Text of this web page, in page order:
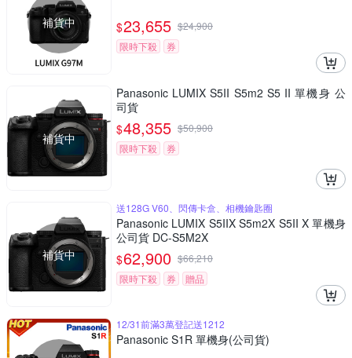
補貨中 $23,655 $24,900
限時下殺
券
補貨中
Panasonic LUMIX S5II S5m2 S5 II 單機身 公
司貨
$48,355 $50,900
限時下殺
券
補貨中
送128G V60、閃傳卡盒、相機鑰匙圈
Panasonic LUMIX S5IIX S5m2X S5II X 單機身
公司貨 DC-S5M2X
$62,900 $66,210
限時下殺
券 贈品
12/31前滿3萬登記送1212
Panasonic S1R 單機身(公司貨)